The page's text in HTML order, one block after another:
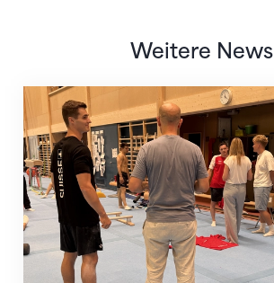
Weitere News
Mit klaren Zielen nach Zagreb